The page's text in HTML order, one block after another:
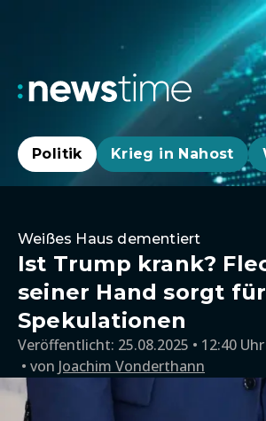
Politik Krieg in Nahost
Weißes Haus dementiert
Ist Trump krank?
seiner Hand sorgt für
Spekulationen
Veröffentlicht: 25.08.2025 • 12:40 Uhr
von Joachim Vonderthann